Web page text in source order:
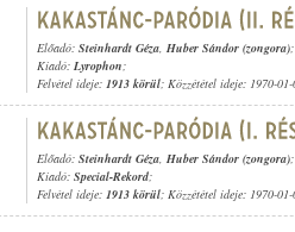
Előadó: Steinhardt Géza, Huber Sándor (zongora);
Kiadó: Lyrophon;
Felvétel ideje: 1913 körül; Közzététel ideje: 1970-01-
Előadó: Steinhardt Géza, Huber Sándor (zongora);
Kiadó: Special-Rekord;
Felvétel ideje: 1913 körül; Közzététel ideje: 1970-01-